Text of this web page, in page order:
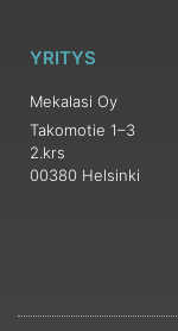
YRITYS
Mekalasi Oy
Takomotie 1–3
2.krs
00380 Helsinki